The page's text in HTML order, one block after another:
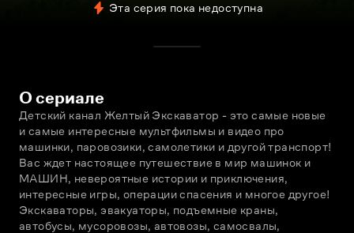
Эта серия пока недоступна
О сериале
Детский канал Желтый Экскаватор - это самые новые
и самые интересные мультфильмы и видео про
машинки, паровозики, самолетики и другой транспорт!
Вас ждет настоящее путешествие в мир машинок и
МАШИН, невероятные истории и приключения,
интересные игры, операции спасения и многое другое!
Экскаваторы, эвакуаторы, подъемные краны,
автобусы, мусоровозы, автовозы, самосвалы,